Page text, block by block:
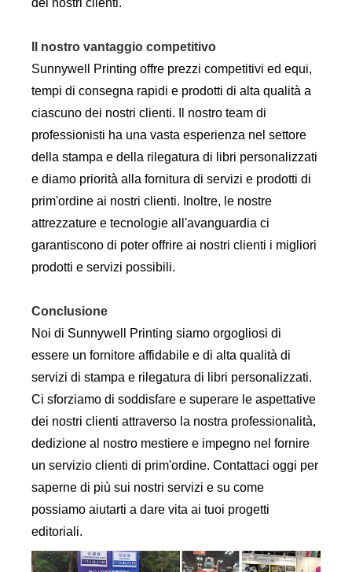
dei nostri clienti.
Il nostro vantaggio competitivo
Sunnywell Printing offre prezzi competitivi ed equi,
tempi di consegna rapidi e prodotti di alta qualità a
ciascuno dei nostri clienti. Il nostro team di
professionisti ha una vasta esperienza nel settore
della stampa e della rilegatura di libri personalizzati
e diamo priorità alla fornitura di servizi e prodotti di
prim'ordine ai nostri clienti. Inoltre, le nostre
attrezzature e tecnologie all'avanguardia ci
garantiscono di poter offrire ai nostri clienti i migliori
prodotti e servizi possibili.
Conclusione
Noi di Sunnywell Printing siamo orgogliosi di
essere un fornitore affidabile e di alta qualità di
servizi di stampa e rilegatura di libri personalizzati.
Ci sforziamo di soddisfare e superare le aspettative
dei nostri clienti attraverso la nostra professionalità,
dedizione al nostro mestiere e impegno nel fornire
un servizio clienti di prim'ordine. Contattaci oggi per
saperne di più sui nostri servizi e su come
possiamo aiutarti a dare vita ai tuoi progetti
editoriali.